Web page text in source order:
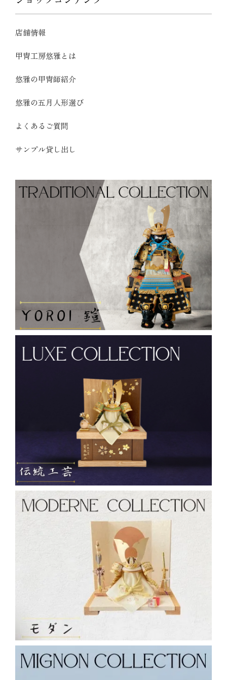
店舗情報
甲冑工房悠雅とは
悠雅の甲冑師紹介
悠雅の五月人形選び
よくあるご質問
サンプル貸し出し